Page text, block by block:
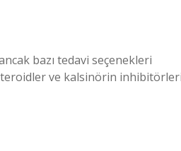
bazı tedavi seçenekleri
ve kalsinörin